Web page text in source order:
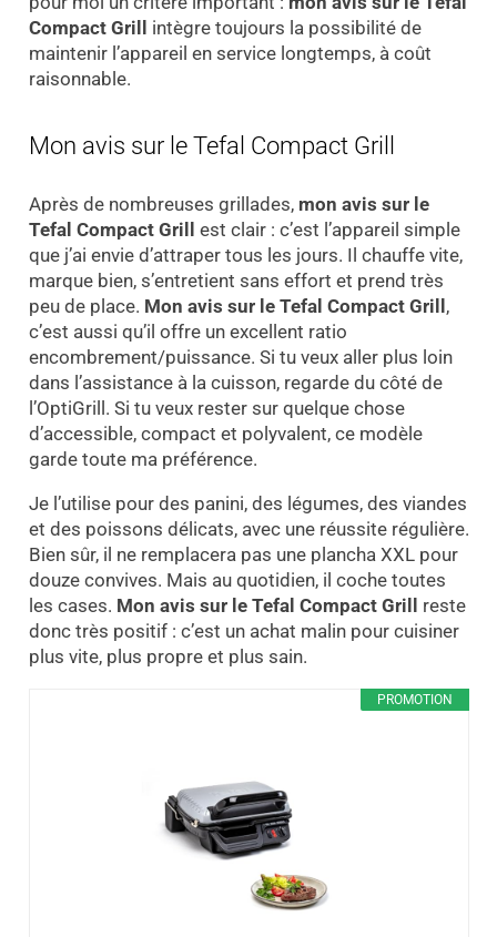
Compact Grill
intègre toujours la possibilité de
maintenir l’appareil en service longtemps, à coût
raisonnable.
Mon avis sur le Tefal Compact Grill
Après de nombreuses grillades, mon avis sur le
Tefal Compact Grill est clair : c’est l’appareil simple
que j’ai envie d’attraper tous les jours. Il chauffe vite,
marque bien, s’entretient sans effort et prend très
peu de place. Mon avis sur le Tefal Compact Grill,
c’est aussi qu’il offre un excellent ratio
encombrement/puissance. Si tu veux aller plus loin
dans l’assistance à la cuisson, regarde du côté de
l’OptiGrill. Si tu veux rester sur quelque chose
d’accessible, compact et polyvalent, ce modèle
garde toute ma préférence.
Je l’utilise pour des panini, des légumes, des viandes
et des poissons délicats, avec une réussite régulière.
Bien sûr, il ne remplacera pas une plancha XXL pour
douze convives. Mais au quotidien, il coche toutes
les cases. Mon avis sur le Tefal Compact Grill reste
donc très positif : c’est un achat malin pour cuisiner
plus vite, plus propre et plus sain.
PROMOTION